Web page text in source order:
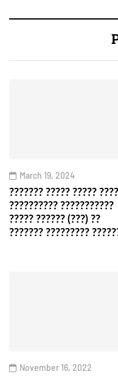
March 19, 2024
??????? ????? ?????
?????????? ???????????
????? ?????? (???) ??
??????? ?????????
November 16, 2022